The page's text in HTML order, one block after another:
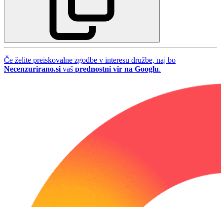
Če želite preiskovalne zgodbe v interesu družbe, naj bo
Necenzurirano.si vaš prednostni vir na Googlu.